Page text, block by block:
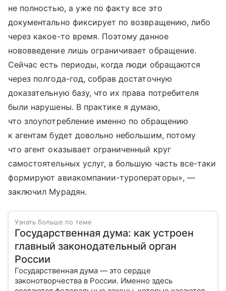
не полностью, а уже по факту все это
документально фиксирует по возвращению, либо
через какое-то время. Поэтому данное
нововведение лишь ограничивает обращение.
Сейчас есть периоды, когда люди обращаются
через полгода-год, собрав достаточную
доказательную базу, что их права потребителя
были нарушены. В практике я думаю,
что злоупотребление именно по обращению
к агентам будет довольно небольшим, потому
что агент оказывает ограниченный круг
самостоятельных услуг, а большую часть все-таки
формируют авиакомпании-туроператоры», —
заключил Мурадян.
Узнать больше по теме
Государственная дума: как устроен
главный законодательный орган
России
Государственная дума — это сердце
законотворчества в России. Именно здесь